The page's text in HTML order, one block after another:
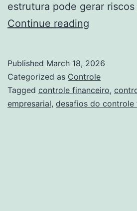
estrutura pode gerar
Continue reading
desafios
do
controle
Published March 18, 2026
Categorized as Controle
Tagged controle financeiro,
empresarial, desafios do controle